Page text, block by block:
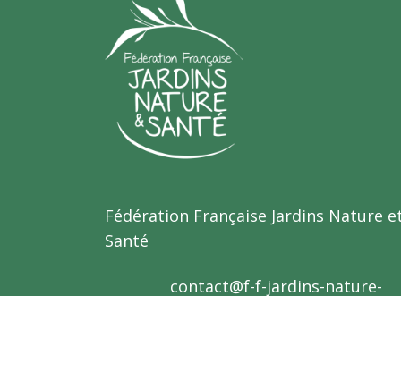
Fédération Française Jardins Nature
Santé
contact@f-f-jardins-nature-